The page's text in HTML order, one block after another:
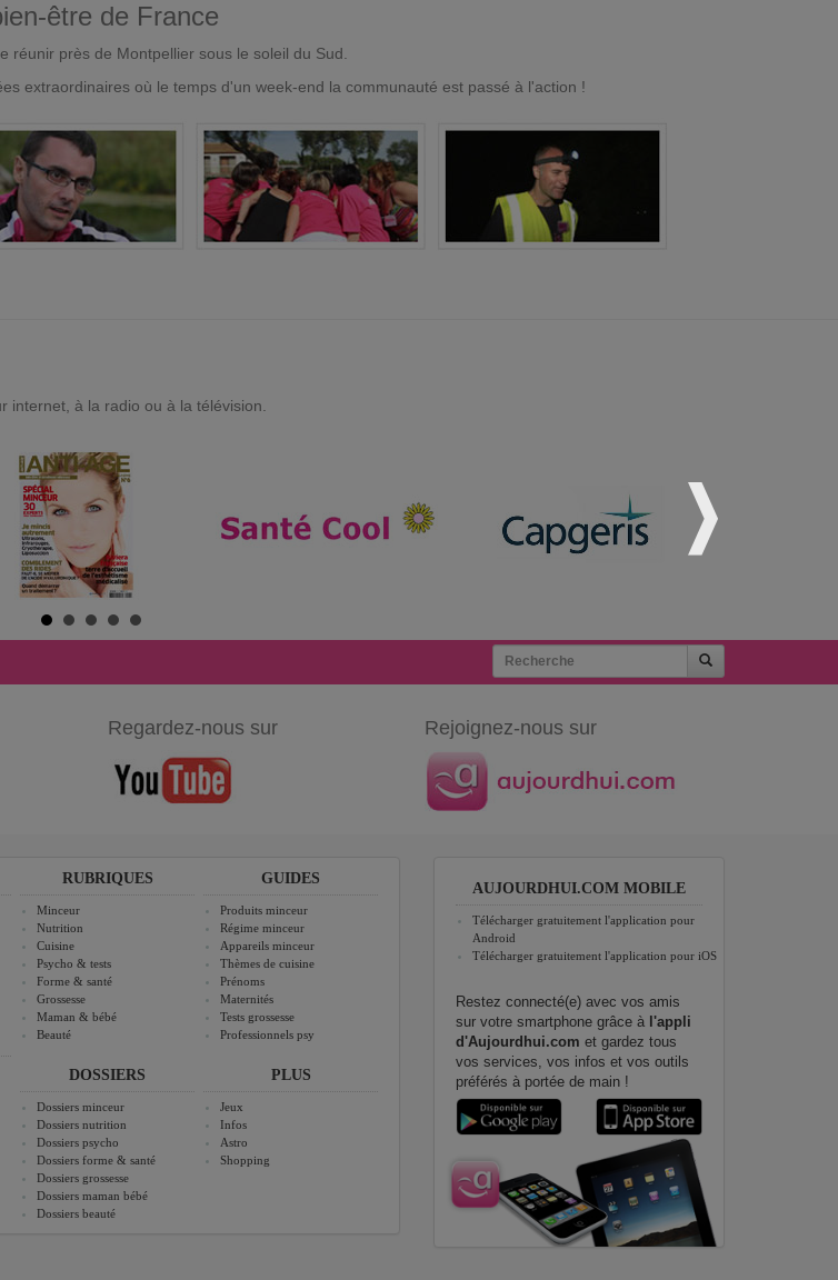
être de France
réunir près de Montpellier sous le soleil du Sud.
extraordinaires où le temps d'un week-end la communauté est passé à l'action !
internet, à la radio ou à la télévision.
Regardez-nous sur Rejoignez-nous sur
RUBRIQUES
Minceur
Nutrition
Cuisine
Psycho & tests
Forme & santé
Grossesse
Maman & bébé
Beauté
DOSSIERS
Dossiers minceur
Dossiers nutrition
Dossiers psycho
Dossiers forme & santé
Dossiers grossesse
Dossiers maman bébé
Dossiers beauté
GUIDES
Produits minceur
Régime minceur
Appareils minceur
Thèmes de cuisine
Prénoms
Maternités
Tests grossesse
Professionnels psy
PLUS
Jeux
Infos
Astro
Shopping
AUJOURDHUI.COM MOBILE
Télécharger gratuitement l'application pour
Android
Télécharger gratuitement l'application pour iOS
Restez connecté(e) avec vos amis
sur votre smartphone grâce à l'appli
d'Aujourdhui.com et gardez tous
vos services, vos infos et vos outils
préférés à portée de main !